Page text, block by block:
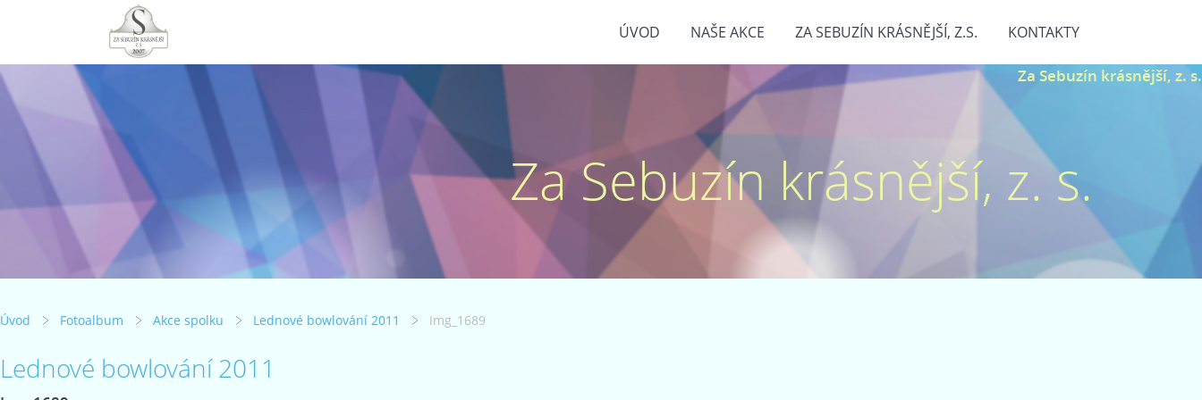
ÚVOD NAŠE AKCE ZA SEBUZÍN KRÁSNĚJŠÍ, Z.S. KONTAKTY
Za Sebuzín krásnější, z. s.
Za Sebuzín krásnější, z. s.
Úvod Fotoalbum Akce spolku Lednové bowlování 2011 Img_1689
Lednové bowlování 2011